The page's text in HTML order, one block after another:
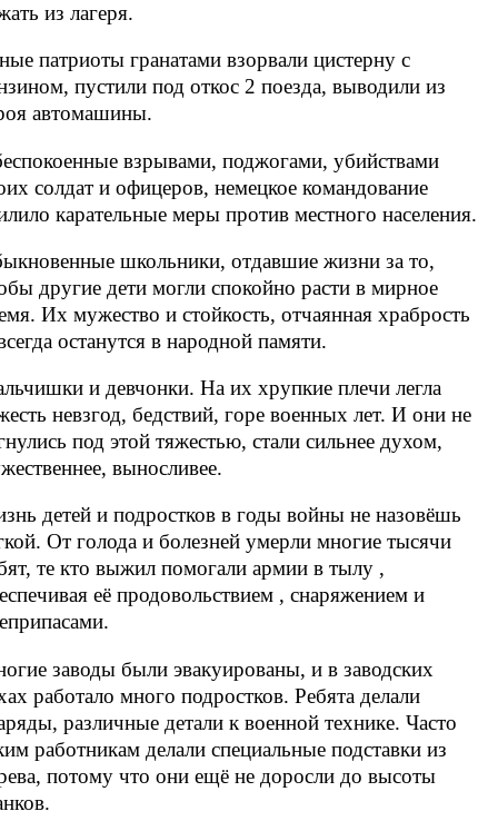
из лагеря.
патриоты гранатами взорвали цистерну с
пустили под откос 2 поезда, выводили из
автомашины.
взрывами, поджогами, убийствами
солдат и офицеров, немецкое командование
карательные меры против местного населения.
школьники, отдавшие жизни за то,
другие дети могли спокойно расти в мирное
Их мужество и стойкость, отчаянная храбрость
останутся в народной памяти.
и девчонки. На их хрупкие плечи легла
невзгод, бедствий, горе военных лет. И они не
под этой тяжестью, стали сильнее духом,
выносливее.
детей и подростков в годы войны не назовёшь
От голода и болезней умерли многие тысячи
те кто выжил помогали армии в тылу ,
её продовольствием , снаряжением и
заводы были эвакуированы, и в заводских
работало много подростков. Ребята делали
различные детали к военной технике. Часто
работникам делали специальные подставки из
потому что они ещё не доросли до высоты